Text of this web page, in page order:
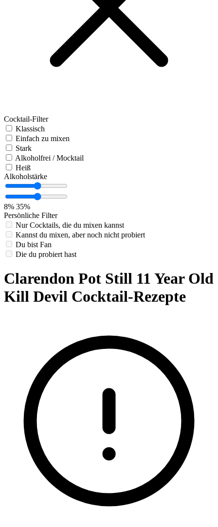
Cocktail-Filter
Klassisch
Einfach zu mixen
Stark
Alkoholfrei / Mocktail
Heiß
Alkoholstärke
8% 35%
Persönliche Filter
Nur Cocktails, die du mixen kannst
Kannst du mixen, aber noch nicht probiert
Du bist Fan
Die du probiert hast
Clarendon Pot Still 11 Year Old
Kill Devil Cocktail-Rezepte